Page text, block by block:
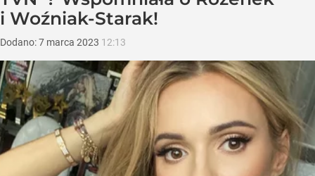
i Woźniak-Starak!
Dodano:7 marca 2023 12:13